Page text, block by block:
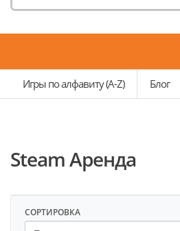
Игры по алфавиту (A-Z)
Блог
Steam Аренда
СОРТИРОВКА